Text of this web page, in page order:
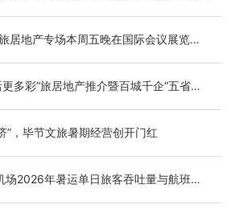
居地产专场本周五晚在国际会议展览中
更多彩”旅居地产推介暨百城千企“五省
”，毕节文旅暑期经营创开门红
场2026年暑运单日旅客吞吐量与航班起